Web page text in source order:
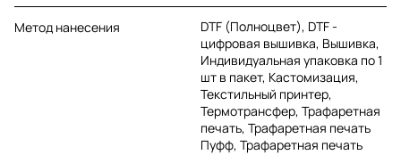
Метод нанесения
DTF (Полноцвет), DTF -
цифровая вышивка, Вышивка,
Индивидуальная упаковка по 1
шт в пакет, Кастомизация,
Текстильный принтер,
Термотрансфер, Трафаретная
печать, Трафаретная печать
Пуфф, Трафаретная печать